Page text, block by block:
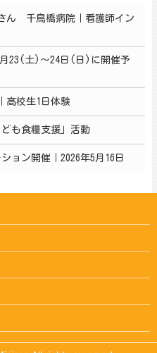
ん 千鳥橋病院｜看護師イン
23(土)～24日(日)に開催予
高校生1日体験
も食糧支援」活動
ョン開催｜2026年5月16日